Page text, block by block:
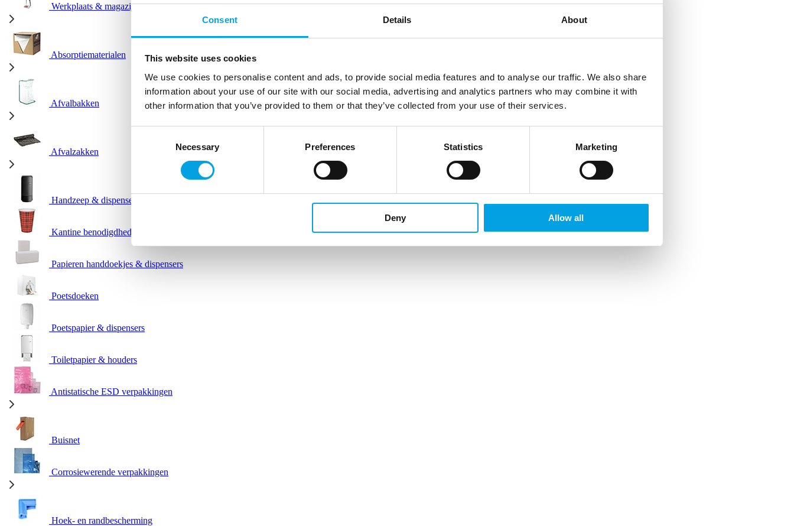
Consent Details About
This website uses cookies
We use cookies to personalise content and ads, to provide social media features and to analyse our traffic. We also share
information about your use of our site with our social media, advertising and analytics partners who may combine it with
other information that you’ve provided to them or that they’ve collected from your use of their services.
Necessary Preferences Statistics Marketing
Deny Allow all
Werkplaats & magazijn
Absorptiematerialen
Afvalbakken
Afvalzakken
Handzeep & dispensers
Kantine benodigdheden
Papieren handdoekjes & dispensers
Poetsdoeken
Poetspapier & dispensers
Toiletpapier & houders
Antistatische ESD verpakkingen
Buisnet
Corrosiewerende verpakkingen
Hoek- en randbescherming